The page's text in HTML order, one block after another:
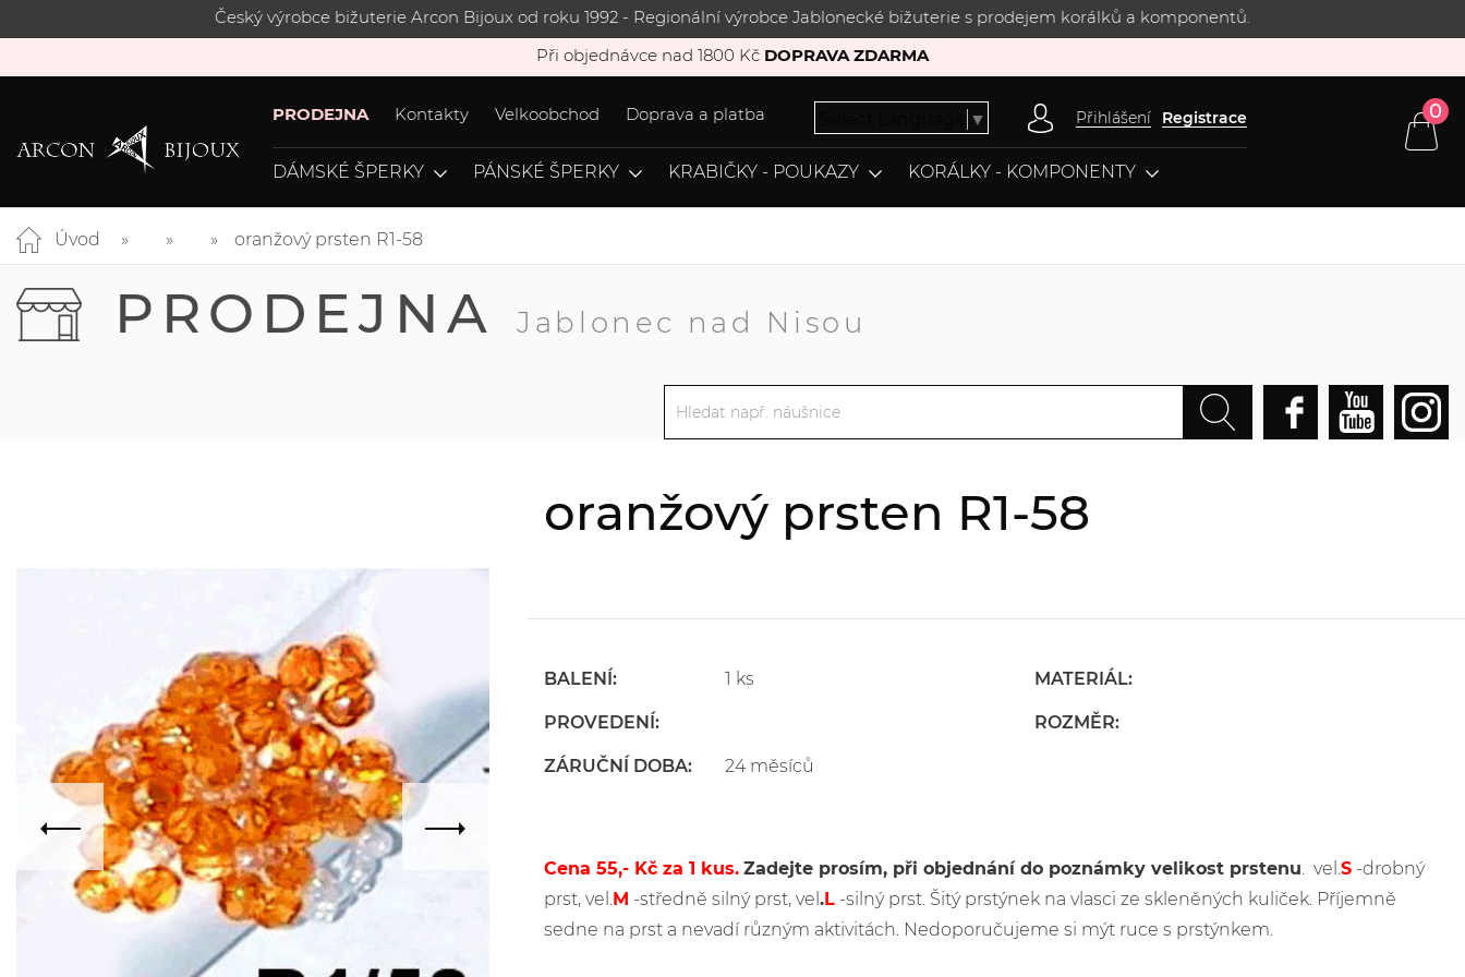
Český výrobce bižuterie Arcon Bijoux od roku 1992 - Regionální výrobce Jablonecké bižuterie s prodejem korálků a komponentů.
Při objednávce nad 1800 Kč DOPRAVA ZDARMA
PRODEJNA Kontakty Velkoobchod Doprava a platba ▼ Přihlášení Registrace 0
DÁMSKÉ ŠPERKY PÁNSKÉ ŠPERKY KRABIČKY - POUKAZY KORÁLKY - KOMPONENTY
Úvod oranžový prsten R1-58
PRODEJNA Jablonec nad Nisou
oranžový prsten R1-58
BALENÍ: 1 ks
PROVEDENÍ:
ZÁRUČNÍ DOBA: 24 měsíců
MATERIÁL:
ROZMĚR:
Cena 55,- Kč za 1 kus. Zadejte prosím, při objednání do poznámky velikost prstenu. vel.S-drobný
prst, vel.M -středně silný prst, vel .L-silný prst. Šitý prstýnek na vlasci ze skleněných kuliček. Příjemně
sedne na prst a nevadí různým aktivitách. Nedoporučujeme si mýt ruce s prstýnkem.